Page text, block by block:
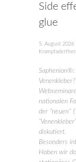
Side
glue
5. August 2026
Saphenion®:
nationalen
der “neuen”
diskutiert.
Besonders
Haben wir